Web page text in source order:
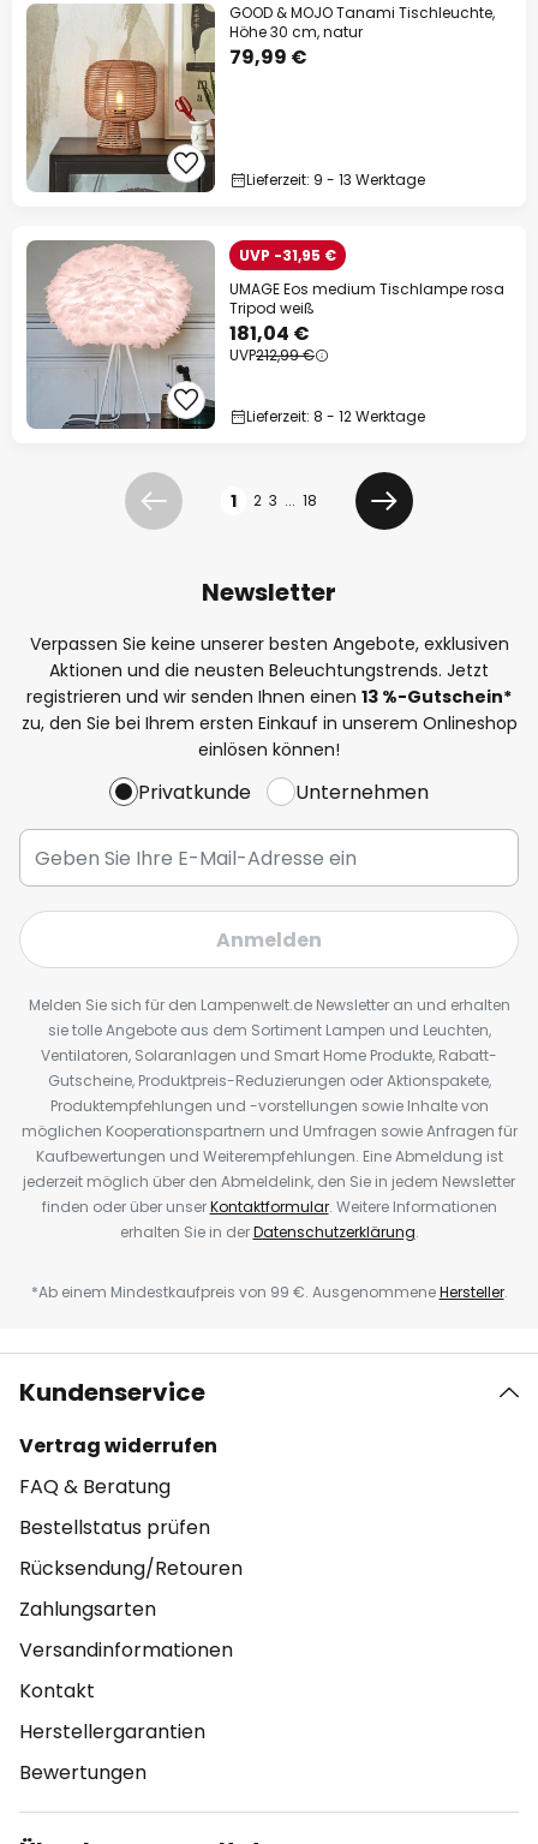
GOOD & MOJO Tanami Tischleuchte,
Höhe 30 cm, natur
79,99 €
Lieferzeit: 9 - 13 Werktage
UVP -31,95 €
UMAGE Eos medium Tischlampe rosa
Tripod weiß
181,04 €
UVP212,99 €
Lieferzeit: 8 - 12 Werktage
Zurück 1 2 3 ... 18
Weiter
Newsletter
Verpassen Sie keine unserer besten Angebote, exklusiven
Aktionen und die neusten Beleuchtungstrends. Jetzt
registrieren und wir senden Ihnen einen 13 %-Gutschein*
zu, den Sie bei Ihrem ersten Einkauf in unserem Onlineshop
einlösen können!
Privatkunde Unternehmen
Anmelden
Melden Sie sich für den Lampenwelt.de Newsletter an und erhalten
sie tolle Angebote aus dem Sortiment Lampen und Leuchten,
Ventilatoren, Solaranlagen und Smart Home Produkte, Rabatt-
Gutscheine, Produktpreis-Reduzierungen oder Aktionspakete,
Produktempfehlungen und -vorstellungen sowie Inhalte von
möglichen Kooperationspartnern und Umfragen sowie Anfragen für
Kaufbewertungen und Weiterempfehlungen. Eine Abmeldung ist
jederzeit möglich über den Abmeldelink, den Sie in jedem Newsletter
finden oder über unserKontaktformular. Weitere Informationen
erhalten Sie in derDatenschutzerklärung.
*Ab einem Mindestkaufpreis von 99 €. AusgenommeneHersteller.
Kundenservice
Vertrag widerrufen
FAQ & Beratung
Bestellstatus prüfen
Rücksendung/Retouren
Zahlungsarten
Versandinformationen
Kontakt
Herstellergarantien
Bewertungen